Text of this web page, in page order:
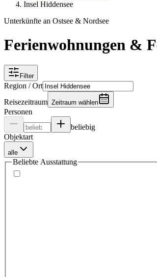
Insel Hiddensee
Unterkünfte an Ostsee & Nordsee
Ferienwohnungen &
Filter
Region / Ort
Reisezeitraum Zeitraum wählen
Personen
beliebig
Objektart
alle
Beliebte Ausstattung